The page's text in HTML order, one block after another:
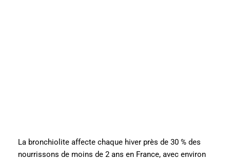
La bronchiolite affecte chaque hiver près de 30 % des
nourrissons de moins de 2 ans en France, avec environ